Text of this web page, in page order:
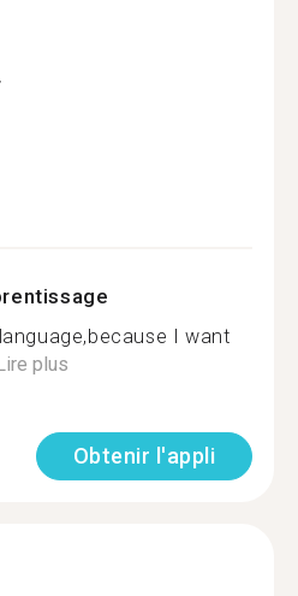
I want
plus
Obtenir l'appli